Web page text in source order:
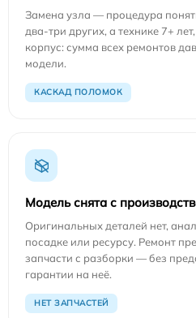
Замена узла — процедура
два-три других, а технике 7+
корпус: сумма всех ремонтов
модели.
КАСКАД ПОЛОМОК
Модель снята с
Оригинальных деталей нет,
посадке или ресурсу. Ремонт
запчасти с разборки — без
гарантии на неё.
НЕТ ЗАПЧАСТЕЙ